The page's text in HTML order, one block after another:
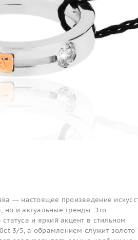
— настоящее произведение
но и актуальные тренды. Это
и яркий акцент в стильном
3/5, а обрамлением служит золото